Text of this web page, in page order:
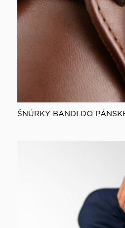
ŠNÚRKY BANDI DO